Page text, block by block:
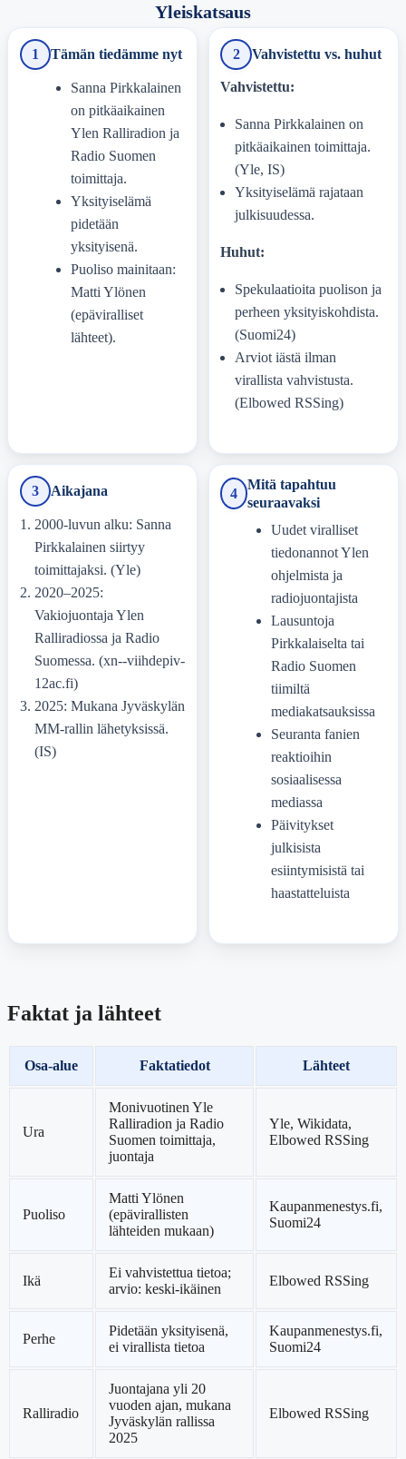
Yleiskatsaus
1 Tämän tiedämme nyt
Sanna Pirkkalainen
on pitkäaikainen
Ylen Ralliradion ja
Radio Suomen
toimittaja.
Yksityiselämä
pidetään
yksityisenä.
Puoliso mainitaan:
Matti Ylönen
(epäviralliset
lähteet).
2 Vahvistettu vs. huhut
Vahvistettu:
Sanna Pirkkalainen on
pitkäaikainen toimittaja.
(Yle, IS)
Yksityiselämä rajataan
julkisuudessa.
Huhut:
Spekulaatioita puolison ja
perheen yksityiskohdista.
(Suomi24)
Arviot iästä ilman
virallista vahvistusta.
(Elbowed RSSing)
3 Aikajana
2000-luvun alku: Sanna
Pirkkalainen siirtyy
toimittajaksi. (Yle)
2020–2025:
Vakiojuontaja Ylen
Ralliradiossa ja Radio
Suomessa. (xn--viihdepiv-
12ac.fi)
2025: Mukana Jyväskylän
MM-rallin lähetyksissä.
(IS)
4
Mitä tapahtuu
seuraavaksi
Uudet viralliset
tiedonannot Ylen
ohjelmista ja
radiojuontajista
Lausuntoja
Pirkkalaiselta tai
Radio Suomen
tiimiltä
mediakatsauksissa
Seuranta fanien
reaktioihin
sosiaalisessa
mediassa
Päivitykset
julkisista
esiintymisistä tai
haastatteluista
Faktat ja lähteet
Osa-alue Faktatiedot Lähteet
Ura
Monivuotinen Yle
Ralliradion ja Radio
Suomen toimittaja,
juontaja
Yle, Wikidata,
Elbowed RSSing
Puoliso
Matti Ylönen
(epävirallisten
lähteiden mukaan)
Kaupanmenestys.fi,
Suomi24
Ikä
Ei vahvistettua tietoa;
arvio: keski-ikäinen
Elbowed RSSing
Perhe
Pidetään yksityisenä,
ei virallista tietoa
Kaupanmenestys.fi,
Suomi24
Ralliradio
Juontajana yli 20
vuoden ajan, mukana
Jyväskylän rallissa
2025
Elbowed RSSing